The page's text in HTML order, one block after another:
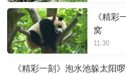
《精彩
窝
11:30
《精彩一刻》泡水池躲太阳啰